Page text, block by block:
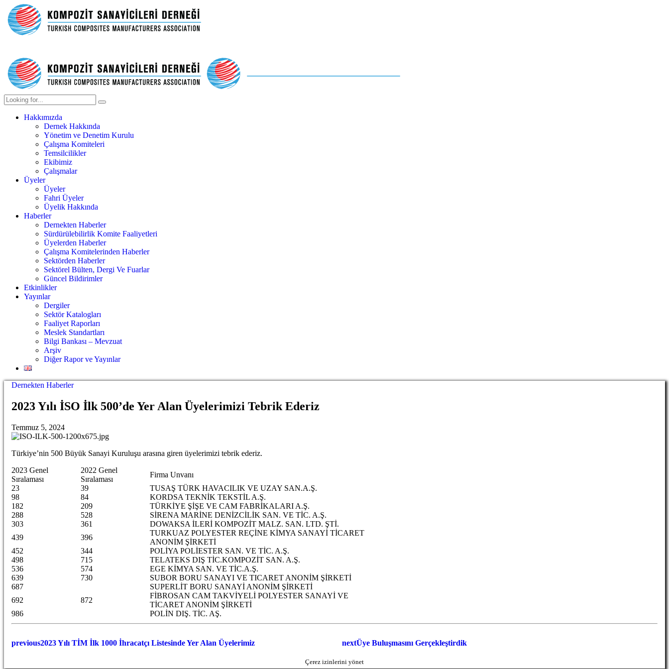
Hakkımızda
Dernek Hakkında
Yönetim ve Denetim Kurulu
Çalışma Komiteleri
Temsilcilikler
Ekibimiz
Çalışmalar
Üyeler
Üyeler
Fahri Üyeler
Üyelik Hakkında
Haberler
Dernekten Haberler
Sürdürülebilirlik Komite Faaliyetleri
Üyelerden Haberler
Çalışma Komitelerinden Haberler
Sektörden Haberler
Sektörel Bülten, Dergi Ve Fuarlar
Güncel Bildirimler
Etkinlikler
Yayınlar
Dergiler
Sektör Katalogları
Faaliyet Raporları
Meslek Standartları
Bilgi Bankası – Mevzuat
Arşiv
Diğer Rapor ve Yayınlar
Dernekten Haberler
2023 Yılı İSO İlk 500’de Yer Alan Üyelerimizi Tebrik Ederiz
Temmuz 5, 2024
Türkiye’nin 500 Büyük Sanayi Kuruluşu arasına giren üyelerimizi tebrik ederiz.
2023 Genel
Sıralaması
2022 Genel
Sıralaması
Firma Unvanı
23
39
TUSAŞ TÜRK HAVACILIK VE UZAY SAN.A.Ş.
98
84
KORDSA TEKNİK TEKSTİL A.Ş.
182
209
TÜRKİYE ŞİŞE VE CAM FABRİKALARI A.Ş.
288
528
SİRENA MARİNE DENİZCİLİK SAN. VE TİC. A.Ş.
303
361
DOWAKSA İLERİ KOMPOZİT MALZ. SAN. LTD. ŞTİ.
439
396
TURKUAZ POLYESTER REÇİNE KİMYA SANAYİ TİCARET
ANONİM ŞİRKETİ
452
344
POLİYA POLİESTER SAN. VE TİC. A.Ş.
498
715
TELATEKS DIŞ TİC.KOMPOZİT SAN. A.Ş.
536
574
EGE KİMYA SAN. VE TİC.A.Ş.
639
730
SUBOR BORU SANAYI VE TICARET ANONİM ŞİRKETİ
687
SUPERLİT BORU SANAYİ ANONİM ŞİRKETİ
692
872
FİBROSAN CAM TAKVİYELİ POLYESTER SANAYİ VE
TİCARET ANONİM ŞİRKETİ
986
POLİN DIŞ. TİC. AŞ.
previous2023 Yılı TİM İlk 1000 İhracatçı Listesinde ​Yer Alan Üyelerimiz nextÜye Buluşmasını Gerçekleştirdik
Çerez izinlerini yönet